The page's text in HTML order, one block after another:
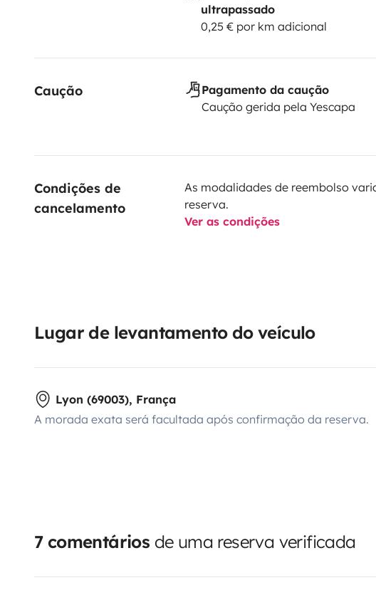
ultrapassado
0,25 € por km adicional
Caução
Pagamento da caução
Caução gerida pela Yescapa
Condições de
cancelamento
As modalidades de reembolso
reserva.
Ver as condições
Lugar de levantamento do veículo
Lyon (69003), França
A morada exata será facultada após confirmação da reserva.
7 comentários de uma reserva verificada